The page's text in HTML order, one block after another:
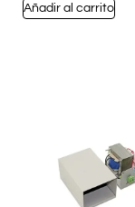
Añadir al carrito